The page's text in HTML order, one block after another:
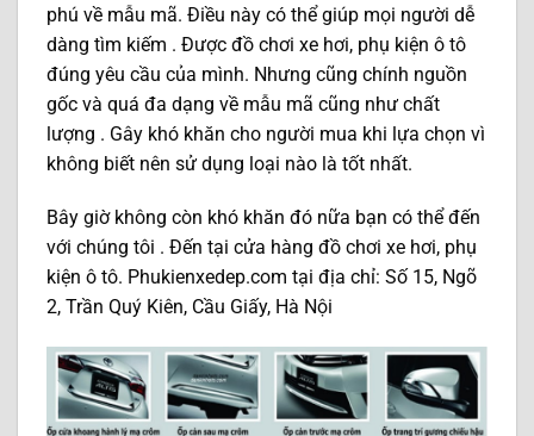
phú về mẫu mã. Điều này có thể giúp mọi người dễ
dàng tìm kiếm . Được đồ chơi xe hơi, phụ kiện ô tô
đúng yêu cầu của mình. Nhưng cũng chính nguồn
gốc và quá đa dạng về mẫu mã cũng như chất
lượng . Gây khó khăn cho người mua khi lựa chọn vì
không biết nên sử dụng loại nào là tốt nhất.
Bây giờ không còn khó khăn đó nữa bạn có thể đến
với chúng tôi . Đến tại cửa hàng đồ chơi xe hơi, phụ
kiện ô tô. Phukienxedep.com tại địa chỉ: Số 15, Ngõ
2, Trần Quý Kiên, Cầu Giấy, Hà Nội